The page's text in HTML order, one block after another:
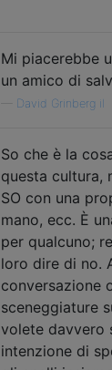
Mi piacerebbe
un amico di
David Grinberg il
So che è la
questa cultura,
SO con una
mano, ecc. È
per qualcuno;
loro dire di no.
conversazione
sceneggiature
volete davvero
intenzione di